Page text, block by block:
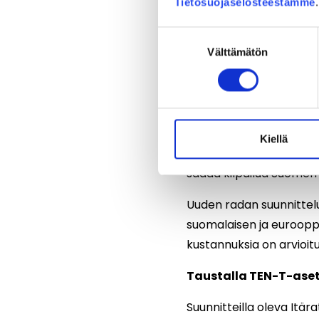
Välttämätön
Kiellä
Päätös toteuttaa
Lentoradalle ja
toteutettavuuteen
– Itäradan
suunnitellaan.
saada kilpailua
Uuden radan
suomalaisen ja
kustannuksia on
Taustalla TEN-T-
Suunnitteilla oleva